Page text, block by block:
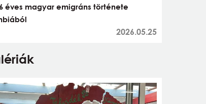
éves magyar emigráns története
2026.05.25